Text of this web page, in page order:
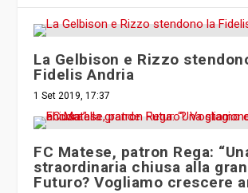
La Gelbison e Rizzo
Fidelis Andria
1 Set 2019, 17:37
FC Matese, patron Rega:
straordinaria chiusa alla
Futuro? Vogliamo crescere